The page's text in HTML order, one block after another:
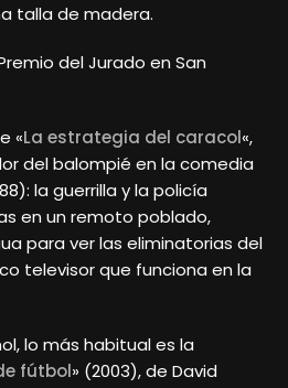
talla de madera.
del Jurado en San
«La estrategia del caracol«,
del balompié en la comedia
la guerrilla y la policía
en un remoto poblado,
para ver las eliminatorias del
televisor que funciona en la
lo más habitual es la
fútbol» (2003), de David